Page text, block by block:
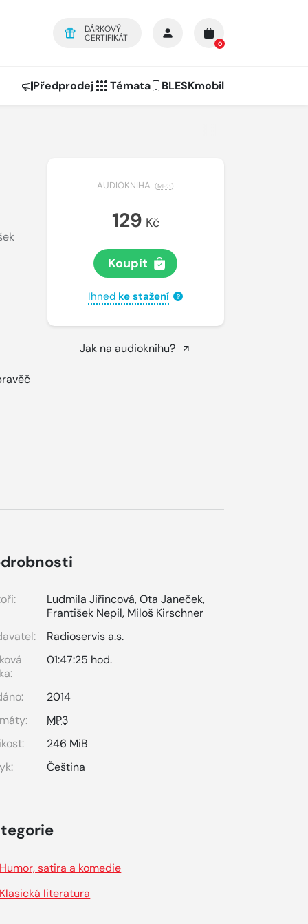
DÁRKOVÝ
CERTIFIKÁT
0
Předprodej Témata BLESKmobil
AUDIOKNIHA (MP3)
129 Kč
Koupit
Ihned ke stažení ?
Jak na audioknihu?
Ludmila Jiřincová,Ota Janeček,
František Nepil, Miloš Kirschner
Radioservis a.s.
01:47:25 hod.
2014
MP3
246 MiB
Čeština
Humor, satira a komedie
Klasická literatura